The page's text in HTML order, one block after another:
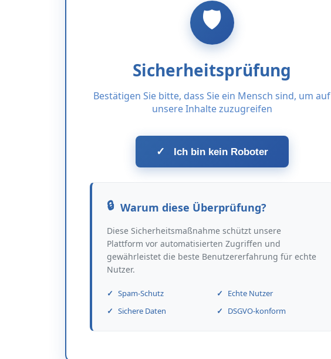
Sicherheitsprüfung
Bestätigen Sie bitte, dass Sie ein Mensch sind, um auf
unsere Inhalte zuzugreifen
✓ Ich bin kein Roboter
Warum diese Überprüfung?
Diese Sicherheitsmaßnahme schützt unsere
Plattform vor automatisierten Zugriffen und
gewährleistet die beste Benutzererfahrung für echte
Nutzer.
Spam-Schutz
Echte Nutzer
Sichere Daten
DSGVO-konform